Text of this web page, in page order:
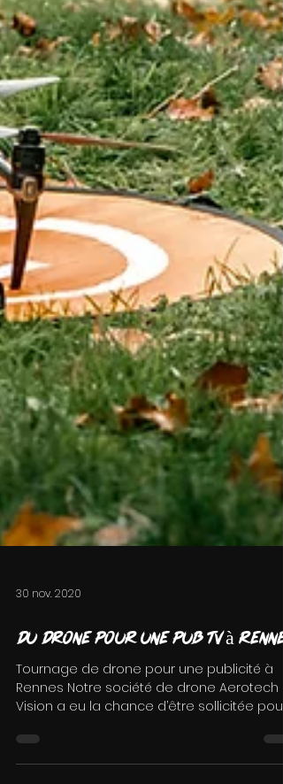
30 nov. 2020
Du drone pour une pub TV à
Tournage de drone pour une publicité à